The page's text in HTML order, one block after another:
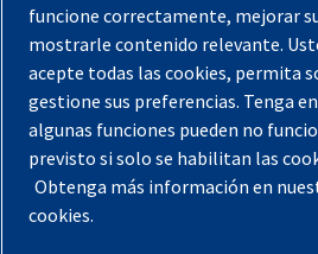
Aviso legal
Garantías
Política de privacidad
Términos y Condiciones
Mapa del sitio
© 2026 Quincy Compressor. Todos
funcione correctamente, mejorar
mostrarle contenido relevante.
acepte todas las cookies, permita
gestione sus preferencias. Tenga
algunas funciones pueden no
previsto si solo se habilitan las
Obtenga más información en
cookies.